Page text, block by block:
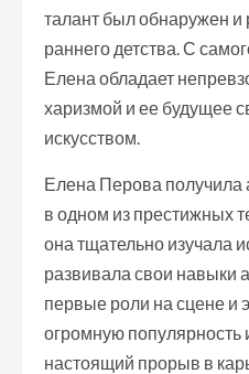
талант был обнаружен и
раннего детства. С
Елена обладает
харизмой и ее будущее
искусством.
Елена Перова получила
в одном из престижных
она тщательно изучала
развивала свои навыки
первые роли на сцене и
огромную популярность
настоящий прорыв в